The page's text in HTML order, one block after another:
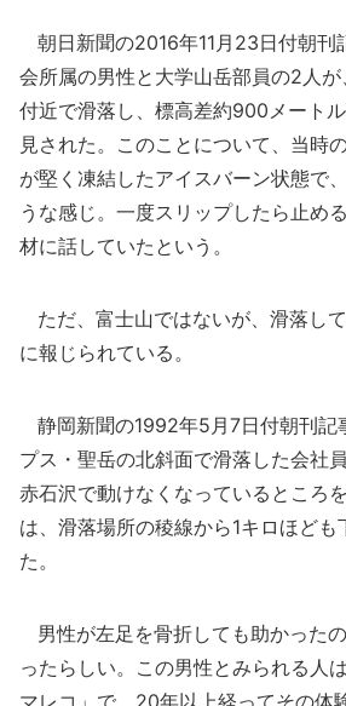
朝日新聞の2016年11月23日付朝刊
会所属の男性と大学山岳部員の2人
付近で滑落し、標高差約900メート
見された。このことについて、当時
が堅く凍結したアイスバーン状態で
うな感じ。一度スリップしたら止め
材に話していたという。
ただ、富士山ではないが、滑落し
に報じられている。
静岡新聞の1992年5月7日付朝刊記
プス・聖岳の北斜面で滑落した会社
赤石沢で動けなくなっているところ
は、滑落場所の稜線から1キロほども
た。
男性が左足を骨折しても助かった
ったらしい。この男性とみられる人
マレコ」で、20年以上経ってその体